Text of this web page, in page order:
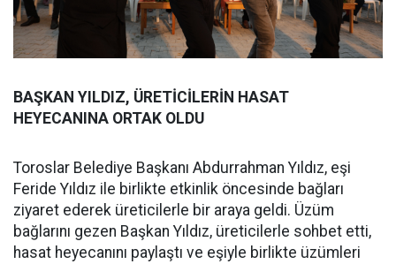
BAŞKAN YILDIZ, ÜRETİCİLERİN HASAT
HEYECANINA ORTAK OLDU
Toroslar Belediye Başkanı Abdurrahman Yıldız, eşi
Feride Yıldız ile birlikte etkinlik öncesinde bağları
ziyaret ederek üreticilerle bir araya geldi. Üzüm
bağlarını gezen Başkan Yıldız, üreticilerle sohbet etti,
hasat heyecanını paylaştı ve eşiyle birlikte üzümleri